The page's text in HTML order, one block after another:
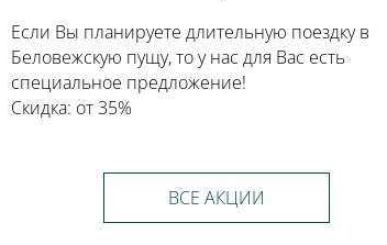
Если Вы планируете длительную поездку в
Беловежскую пущу, то у нас для Вас есть
специальное предложение!
Скидка: от 35%
ВСЕ АКЦИИ